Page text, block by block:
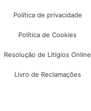
Política de privacidade
Política de Cookies
Resolução de Litígios Online
Livro de Reclamações